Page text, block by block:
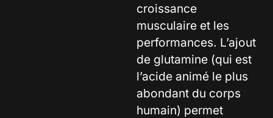
croissance
musculaire et les
performances. L’ajout
de glutamine (qui est
l’acide animé le plus
abondant du corps
humain) permet